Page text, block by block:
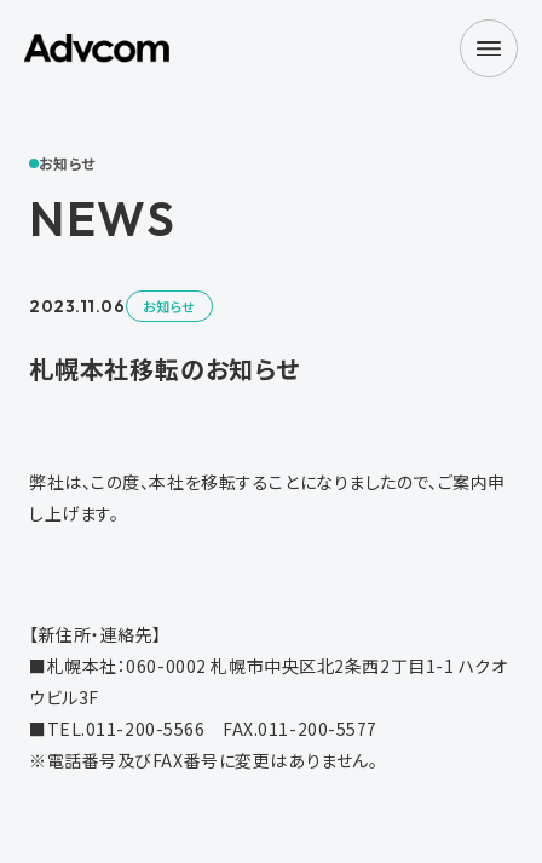
お知らせ
NEWS
2023.11.06 お知らせ
札幌本社移転のお知らせ
弊社は、この度、本社を移転することになりましたので、ご案内申
し上げます。
【新住所・連絡先】
■札幌本社：060-0002 札幌市中央区北2条西2丁目1-1 ハクオ
ウビル3F
■TEL.011-200-5566 FAX.011-200-5577
※電話番号及びFAX番号に変更はありません。